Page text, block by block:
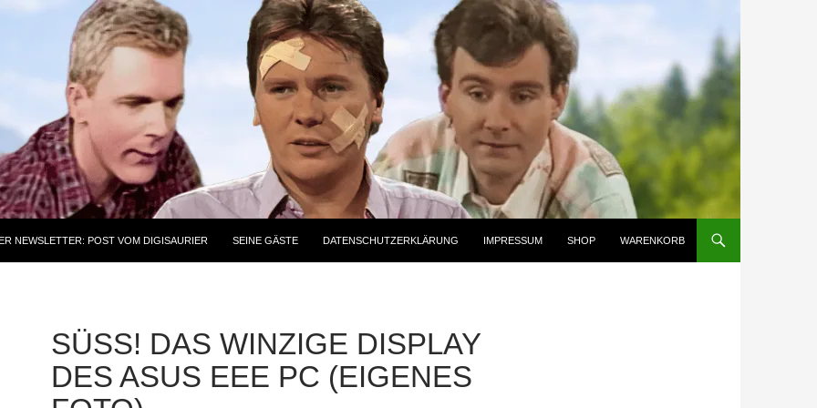
NEWSLETTER: POST VOM DIGISAURIER SEINE GÄSTE DATENSCHUTZERKLÄRUNG IMPRESSUM SHOP WARENKORB
SÜSS! DAS WINZIGE DISPLAY D
ES ASUS EEE PC (EIGENES F